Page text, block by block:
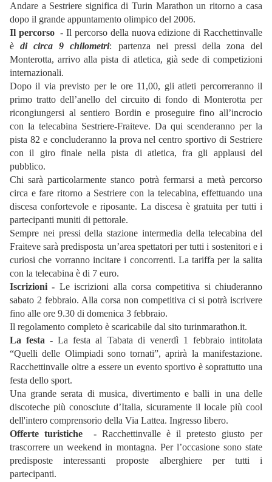
Andare a Sestriere significa di Turin Marathon un ritorno a casa
dopo il grande appuntamento olimpico del 2006.
Il percorso- Il percorso della nuova edizione di Racchettinvalle
èdi circa 9 chilometri: partenza nei pressi della zona del
Monterotta, arrivo alla pista di atletica, già sede di competizioni
internazionali.
Dopo il via previsto per le ore 11,00, gli atleti percorreranno il
primo tratto dell’anello del circuito di fondo di Monterotta per
ricongiungersi al sentiero Bordin e proseguire fino all’incrocio
con la telecabina Sestriere-Fraiteve. Da qui scenderanno per la
pista 82 e concluderanno la prova nel centro sportivo di Sestriere
con il giro finale nella pista di atletica, fra gli applausi del
pubblico.
Chi sarà particolarmente stanco potrà fermarsi a metà percorso
circa e fare ritorno a Sestriere con la telecabina, effettuando una
discesa confortevole e riposante. La discesa è gratuita per tutti i
partecipanti muniti di pettorale.
Sempre nei pressi della stazione intermedia della telecabina del
Fraiteve sarà predisposta un’area spettatori per tutti i sostenitori e i
curiosi che vorranno incitare i concorrenti. La tariffa per la salita
con la telecabina è di 7 euro.
Iscrizioni - Le iscrizioni alla corsa competitiva si chiuderanno
sabato 2 febbraio. Alla corsa non competitiva ci si potrà iscrivere
fino alle ore 9.30 di domenica 3 febbraio.
Il regolamento completo è scaricabile dal sito turinmarathon.it.
La festa - La festa al Tabata di venerdì 1 febbraio intitolata
“Quelli delle Olimpiadi sono tornati”, aprirà la manifestazione.
Racchettinvalle oltre a essere un evento sportivo è soprattutto una
festa dello sport.
Una grande serata di musica, divertimento e balli in una delle
discoteche più conosciute d’Italia, sicuramente il locale più cool
dell'intero comprensorio della Via Lattea. Ingresso libero.
Offerte turistiche - Racchettinvalle è il pretesto giusto per
trascorrere un weekend in montagna. Per l’occasione sono state
predisposte interessanti proposte alberghiere per tutti i
partecipanti.